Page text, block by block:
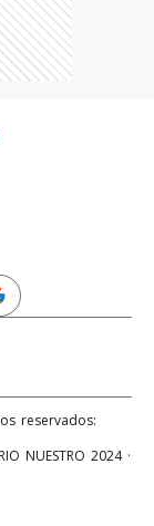
reservados:
NUESTRO 2024 ·